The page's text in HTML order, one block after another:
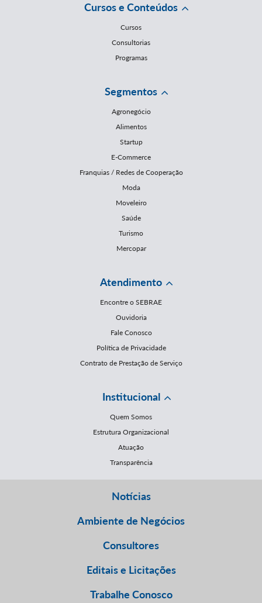
Cursos e Conteúdos
Cursos
Consultorias
Programas
Segmentos
Agronegócio
Alimentos
Startup
E-Commerce
Franquias / Redes de Cooperação
Moda
Moveleiro
Saúde
Turismo
Mercopar
Atendimento
Encontre o SEBRAE
Ouvidoria
Fale Conosco
Política de Privacidade
Contrato de Prestação de Serviço
Institucional
Quem Somos
Estrutura Organizacional
Atuação
Transparência
Notícias
Ambiente de Negócios
Consultores
Editais e Licitações
Trabalhe Conosco